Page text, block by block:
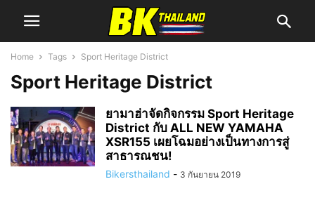
Home Tags Sport Heritage District
Sport Heritage District
ยามาฮ่าจัดกิจกรรม Sport Heritage
District กับ ALL NEW YAMAHA
XSR155 เผยโฉมอย่างเป็นทางการสู่
สาธารณชน!
Bikersthailand - 3 กันยายน 2019